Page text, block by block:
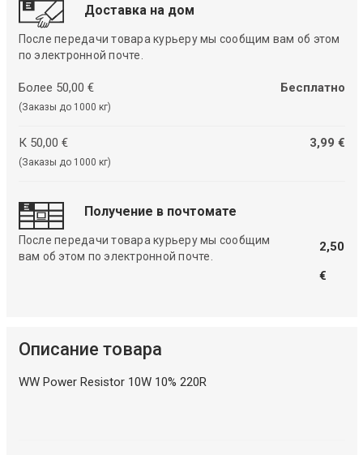
Доставка на дом
После передачи товара курьеру мы сообщим вам об этом
по электронной почте.
Более 50,00 €
(Заказы до 1000 кг)
Бесплатно
К 50,00 €
(Заказы до 1000 кг)
3,99 €
Получение в почтомате
После передачи товара курьеру мы сообщим
вам об этом по электронной почте.
2,50
€
Описание товара
WW Power Resistor 10W 10% 220R